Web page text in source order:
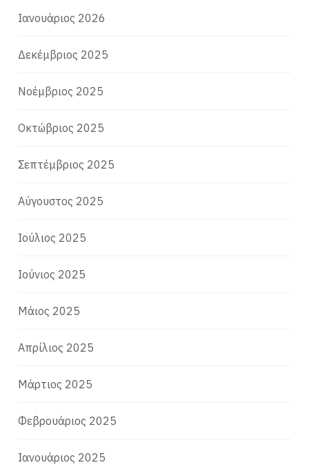
Ιανουάριος 2026
Δεκέμβριος 2025
Νοέμβριος 2025
Οκτώβριος 2025
Σεπτέμβριος 2025
Αύγουστος 2025
Ιούλιος 2025
Ιούνιος 2025
Μάιος 2025
Απρίλιος 2025
Μάρτιος 2025
Φεβρουάριος 2025
Ιανουάριος 2025